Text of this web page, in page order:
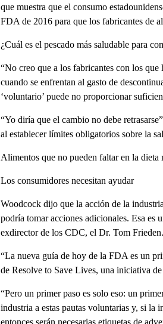
que muestra que el consumo
FDA de 2016 para que los fabricantes de
¿Cuál es el pescado más saludable para
“No creo que a los fabricantes con los que
cuando se enfrentan al gasto de
‘voluntario’ puede no proporcionar
“Yo diría que el cambio no debe
al establecer límites obligatorios sobre la
Alimentos que no pueden faltar en la dieta
Los consumidores necesitan ayudar
Woodcock dijo que la acción de la
podría tomar acciones adicionales. Esa
exdirector de los CDC, el Dr. Tom Frieden.
“La nueva guía de hoy de la FDA es un
de Resolve to Save Lives, una iniciativa
“Pero un primer paso es solo eso: un
industria a estas pautas voluntarias y, si la
entonces serán necesarias etiquetas de